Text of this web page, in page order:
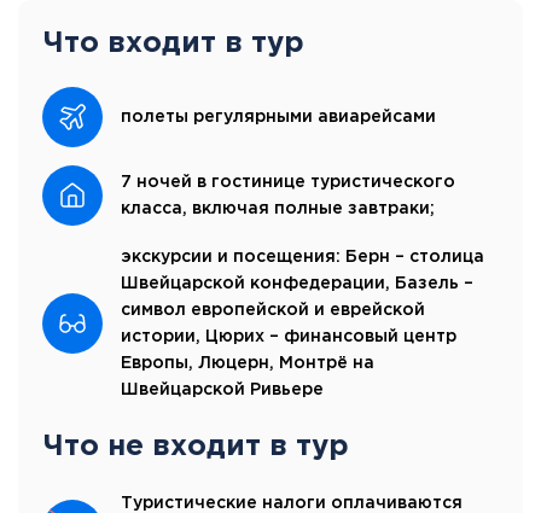
Что входит в тур
полеты регулярными авиарейсами
7 ночей в гостинице туристического
класса, включая полные завтраки;
экскурсии и посещения: Берн – столица
Швейцарской конфедерации, Базель –
символ европейской и еврейской
истории, Цюрих – финансовый центр
Европы, Люцерн, Монтрё на
Швейцарской Ривьере
Что не входит в тур
Туристические налоги оплачиваются